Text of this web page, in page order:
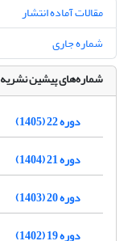
مقالات آماده انتشار
شماره جاری
شماره‌های پیشین نشریه
دوره 22 (1405)
دوره 21 (1404)
دوره 20 (1403)
دوره 19 (1402)